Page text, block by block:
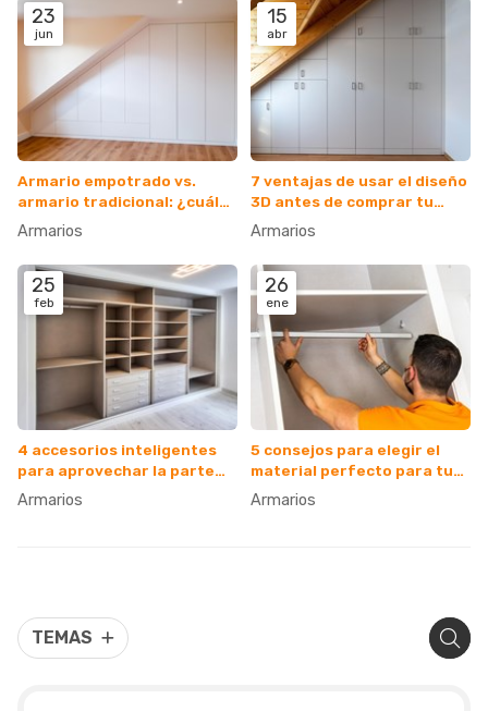
TEMAS
23
jun
Armario empotrado vs.
armario tradicional: ¿cuál
es el ideal para mí?
Armarios
15
abr
7 ventajas de usar el diseño
3D antes de comprar tu
armario
Armarios
25
feb
4 accesorios inteligentes
para aprovechar la parte
más alta del armario
Armarios
26
ene
5 consejos para elegir el
material perfecto para tu
armario de madera
Armarios